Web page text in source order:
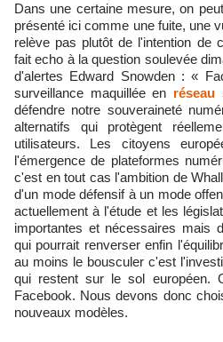
Dans une certaine mesure, on peut se demander si ce qui est
présenté ici comme une fuite, une
relève pas plutôt de l'intention de
fait echo à la question soulevée
d'alertes Edward Snowden : «
surveillance maquillée en réseau
défendre notre souveraineté
alternatifs qui protègent
utilisateurs. Les citoyens
l'émergence de plateformes
c'est en tout cas l'ambition de
d'un mode défensif à un mode
actuellement à l'étude et les
importantes et nécessaires mais
qui pourrait renverser enfin
au moins le bousculer c'est
qui restent sur le sol européen.
Facebook. Nous devons donc
nouveaux modèles.